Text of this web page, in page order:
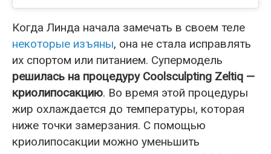
Когда Линда начала замечать в своем теле
некоторые изъяны, она не стала исправлять
их спортом или питанием. Супермодель
решилась на процедуру Coolsculpting Zeltiq —
криолипосакцию. Во время этой процедуры
жир охлаждается до температуры, которая
ниже точки замерзания. С помощью
криолипосакции можно уменьшить